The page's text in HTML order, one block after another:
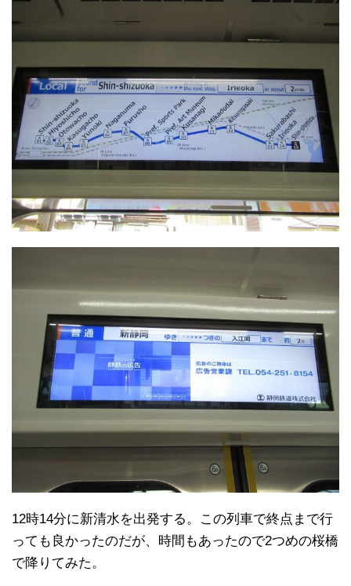
12時14分に新清水を出発する。この列車で終点まで行
っても良かったのだが、時間もあったので2つめの桜橋
で降りてみた。